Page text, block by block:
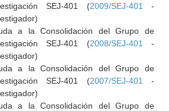
SEJ-401 (2009/SEJ-401
-
a la Consolidación del Grupo de
SEJ-401 (2008/SEJ-401
-
a la Consolidación del Grupo de
SEJ-401 (2007/SEJ-401
-
a la Consolidación del Grupo de